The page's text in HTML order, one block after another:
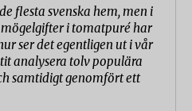
flesta svenska hem, men i
i tomatpuré har
ser det egentligen ut i vår
analysera tolv populära
samtidigt genomfört ett